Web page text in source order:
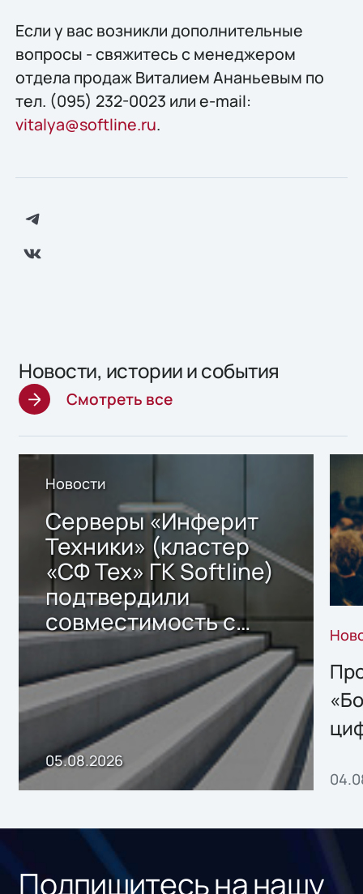
Если у вас возникли дополнительные
вопросы - свяжитесь с менеджером
отдела продаж Виталием Ананьевым по
тел. (095) 232-0023 или e-mail:
vitalya@softline.ru.
Новости, истории и события
Смотреть все
Новости
Серверы «Инферит
Техники» (кластер
«СФ Тех» ГК Softline)
подтвердили
совместимость с
решением Sharx
Storage 2.x для
хранения данных
05.08.2026
Подпишитесь на нашу